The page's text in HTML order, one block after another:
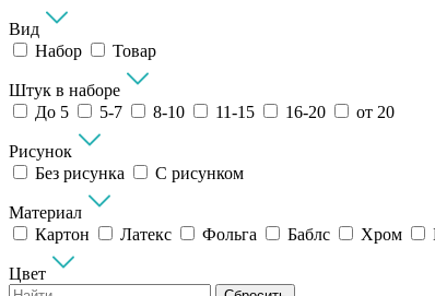
Вид
Набор
Товар
Штук в наборе
До 5
5-7 8-10 11-15 16-20 от 20
Рисунок
Без рисунка
С рисунком
Материал
Картон
Латекс Фольга Баблс Хром
Цвет